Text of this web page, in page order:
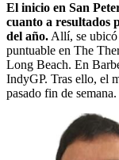
El inicio en San
cuanto a resultados
del año.Allí, se ubicó
puntuable en The
Long Beach. En
IndyGP. Tras ello, el
pasado fin de semana.